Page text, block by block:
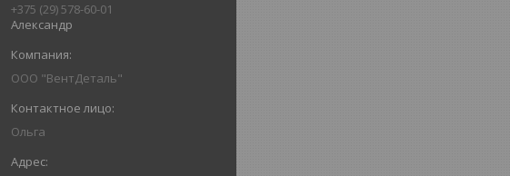
+375 (29) 578-60-01
Александр
ООО "ВентДеталь"
Ольга